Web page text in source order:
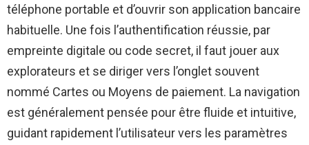
téléphone portable et d’ouvrir son application bancaire
habituelle. Une fois l’authentification réussie, par
empreinte digitale ou code secret, il faut jouer aux
explorateurs et se diriger vers l’onglet souvent
nommé Cartes ou Moyens de paiement. La navigation
est généralement pensée pour être fluide et intuitive,
guidant rapidement l’utilisateur vers les paramètres